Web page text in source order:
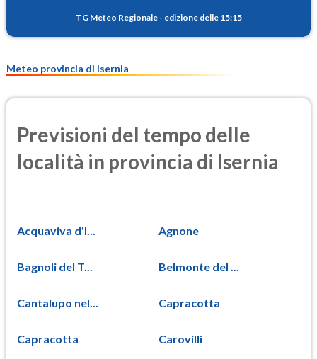
TG Meteo Regionale - edizione delle 15:15
Meteo provincia di Isernia
Previsioni del tempo delle
località in provincia di Isernia
Acquaviva d'I... Agnone
Bagnoli del T... Belmonte del ...
Cantalupo nel... Capracotta
Capracotta Carovilli